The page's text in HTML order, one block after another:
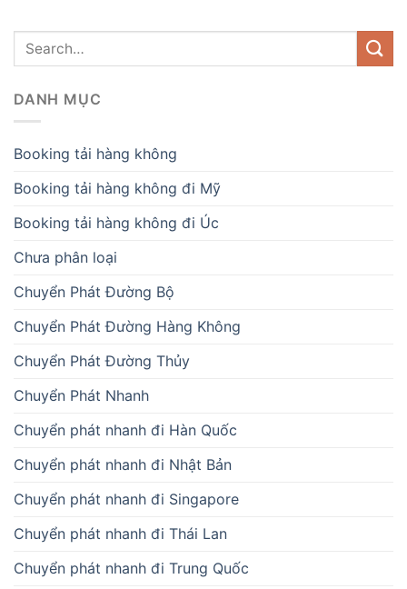
DANH MỤC
Booking tải hàng không
Booking tải hàng không đi Mỹ
Booking tải hàng không đi Úc
Chưa phân loại
Chuyển Phát Đường Bộ
Chuyển Phát Đường Hàng Không
Chuyển Phát Đường Thủy
Chuyển Phát Nhanh
Chuyển phát nhanh đi Hàn Quốc
Chuyển phát nhanh đi Nhật Bản
Chuyển phát nhanh đi Singapore
Chuyển phát nhanh đi Thái Lan
Chuyển phát nhanh đi Trung Quốc